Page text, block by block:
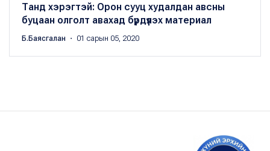
Танд хэрэгтэй: Орон сууц худалдан авсны
буцаан олголт авахад бүрдүүлэх материал
Б.Баясгалан ・ 01 сарын 05, 2020